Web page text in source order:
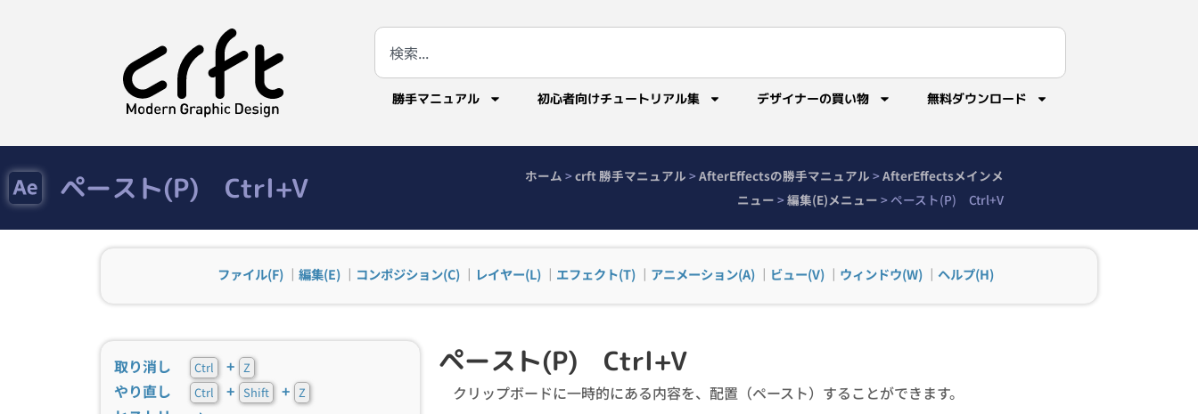
勝手マニュアル 初心者向けチュートリアル集 デザイナーの買い物 無料ダウンロード
ペースト(P) Ctrl+V ホーム >crft 勝手マニュアル >AfterEffectsの勝手マニュアル >AfterEffectsメインメ
ニュー >編集(E)メニュー > ペースト(P) Ctrl+V
ファイル(F)｜ 編集(E)｜ コンポジション(C)｜ レイヤー(L)｜ エフェクト(T)｜ アニメーション(A)｜ ビュー(V)｜ ウィンドウ(W)｜ ヘルプ(H)
取り消し Ctrl + Z
やり直し Ctrl + Shift + Z
ペースト(P) Ctrl+V
クリップボードに一時的にある内容を、配置（ペースト）することができます。